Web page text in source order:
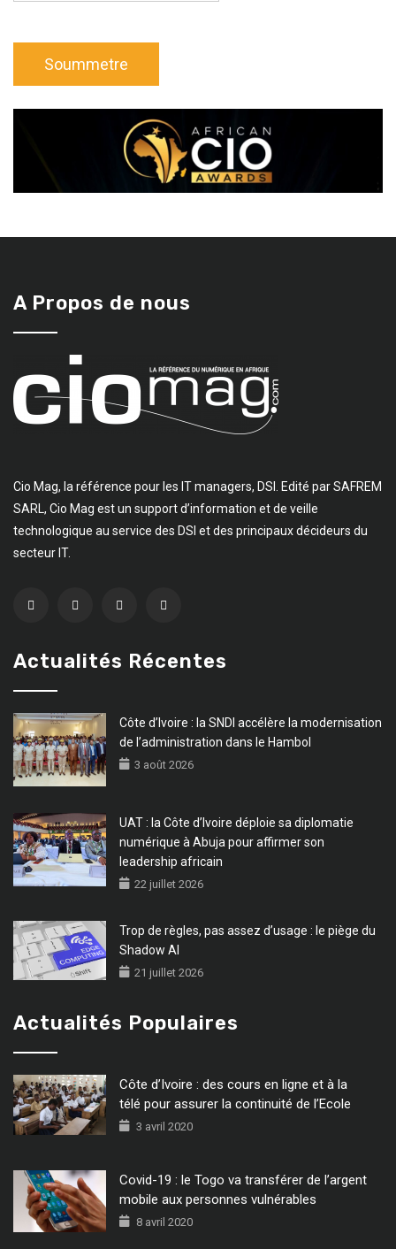
A Propos de nous
Cio Mag, la référence pour les IT managers, DSI. Edité par SAFREM
SARL, Cio Mag est un support d’information et de veille
technologique au service des DSI et des principaux décideurs du
secteur IT.
Actualités Récentes
Côte d’Ivoire : la SNDI accélère la modernisation
de l’administration dans le Hambol
3 août 2026
UAT : la Côte d’Ivoire déploie sa diplomatie
numérique à Abuja pour affirmer son
leadership africain
22 juillet 2026
Trop de règles, pas assez d’usage : le piège du
Shadow AI
21 juillet 2026
Actualités Populaires
Côte d’Ivoire : des cours en ligne et à la
télé pour assurer la continuité de l’Ecole
3 avril 2020
Covid-19 : le Togo va transférer de l’argent
mobile aux personnes vulnérables
8 avril 2020